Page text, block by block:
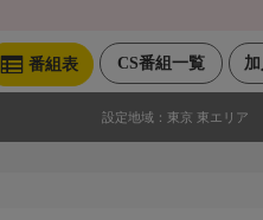
CS番組一覧
番組表
設定地域： 東京 東エリア